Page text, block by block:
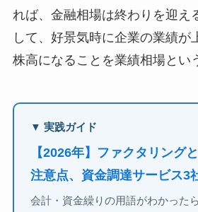
れば、金融相場は終わりを迎え
して、好景気時に企業の業績が
株高になることを業績相場とい
▼ 実践ガイド
【2026年】ファクタリング
注意点、資金調達サービス3
会計・資金繰りの用語がわかった